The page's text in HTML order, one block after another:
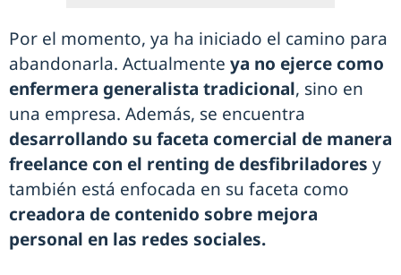
Por el momento, ya ha iniciado el camino para
abandonarla. Actualmente ya no ejerce como
enfermera generalista tradicional, sino en
una empresa. Además, se encuentra
desarrollando su faceta comercial de manera
freelance con el renting de desfibriladores y
también está enfocada en su faceta como
creadora de contenido sobre mejora
personal en las redes sociales.